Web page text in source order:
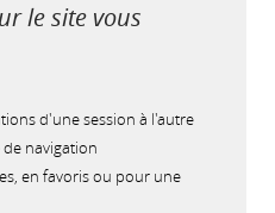
le site vous
d'une session à l'autre
navigation
en favoris ou pour une